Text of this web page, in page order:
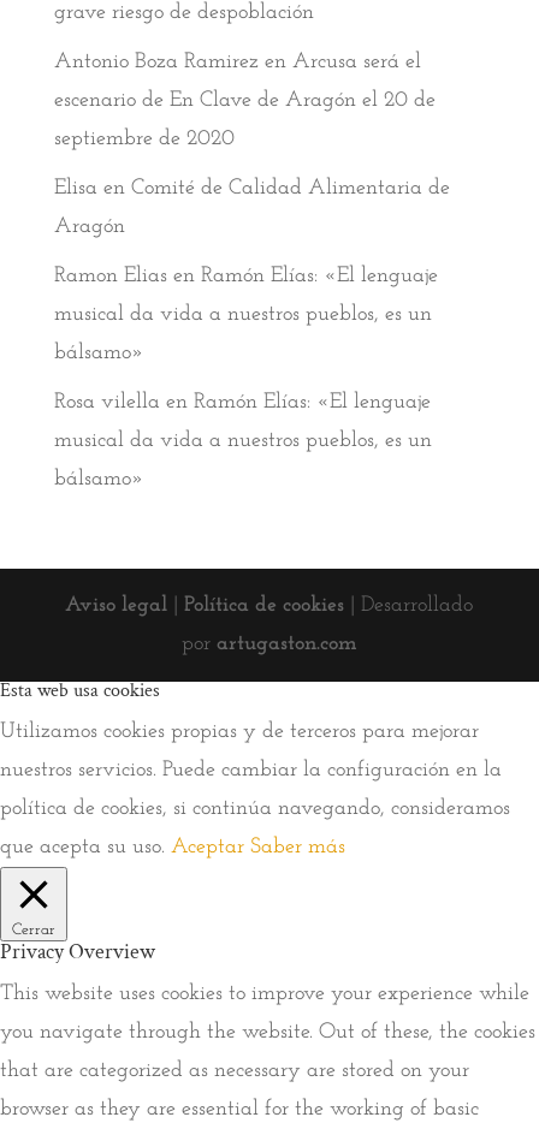
grave riesgo de despoblación
Antonio Boza Ramirez en Arcusa será el
escenario de En Clave de Aragón el 20 de
septiembre de 2020
Elisa en Comité de Calidad Alimentaria de
Aragón
Ramon Eliasen Ramón Elías: «El lenguaje
musical da vida a nuestros pueblos, es un
bálsamo»
Rosa vilella en Ramón Elías: «El lenguaje
musical da vida a nuestros pueblos, es un
bálsamo»
Aviso legal |Política de cookies | Desarrollado
por artugaston.com
Esta web usa cookies
Utilizamos cookies propias y de terceros para mejorar
nuestros servicios. Puede cambiar la configuración en la
política de cookies, si continúa navegando, consideramos
que acepta su uso. Aceptar Saber más
Cerrar
Privacy Overview
This website uses cookies to improve your experience while
you navigate through the website. Out of these, the cookies
that are categorized as necessary are stored on your
browser as they are essential for the working of basic